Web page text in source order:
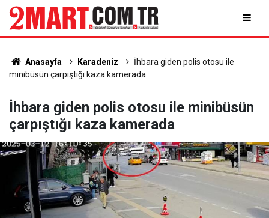
Anasayfa Karadeniz
İhbara giden polis otosu ile
minibüsün çarpıştığı kaza kamerada
İhbara giden polis otosu ile minibüsün
çarpıştığı kaza kamerada